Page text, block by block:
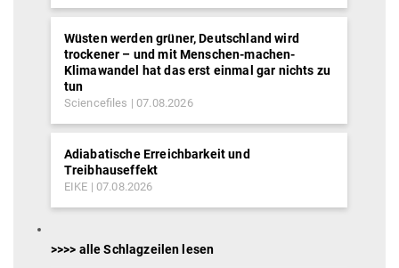
Wüsten werden grüner, Deutschland wird
trockener – und mit Menschen-machen-
Klimawandel hat das erst einmal gar nichts zu
tun
Sciencefiles 07.08.2026
Adiabatische Erreichbarkeit und
Treibhauseffekt
EIKE 07.08.2026
>>>> alle Schlagzeilen lesen